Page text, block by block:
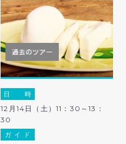
日 時
12月14日（土）11：30～13：
30
ガ イ ド